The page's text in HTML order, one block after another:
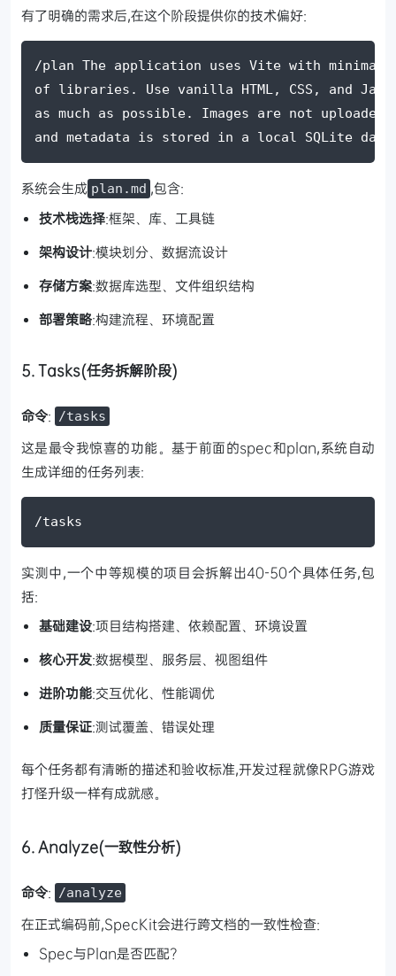
有了明确的需求后,在这个阶段提供你的技术偏好:
/plan The application uses Vite with minimal
of libraries. Use vanilla HTML, CSS, and
as much as possible. Images are not uploaded
and metadata is stored in a local SQLite
系统会生成 plan.md ,包含:
技术栈选择:框架、库、工具链
架构设计:模块划分、数据流设计
存储方案:数据库选型、文件组织结构
部署策略:构建流程、环境配置
5. Tasks(任务拆解阶段)
命令: /tasks
这是最令我惊喜的功能。基于前面的spec和plan,系统自动
生成详细的任务列表:
/tasks
实测中,一个中等规模的项目会拆解出40-50个具体任务,包
括:
基础建设:项目结构搭建、依赖配置、环境设置
核心开发:数据模型、服务层、视图组件
进阶功能:交互优化、性能调优
质量保证:测试覆盖、错误处理
每个任务都有清晰的描述和验收标准,开发过程就像RPG游戏
打怪升级一样有成就感。
6. Analyze(一致性分析)
命令: /analyze
在正式编码前,SpecKit会进行跨文档的一致性检查:
Spec与Plan是否匹配?